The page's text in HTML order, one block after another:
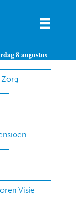
8 augustus
Zorg
Visie